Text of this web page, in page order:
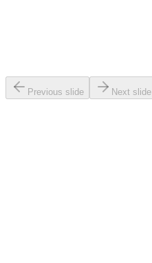
Previous slide Next slide